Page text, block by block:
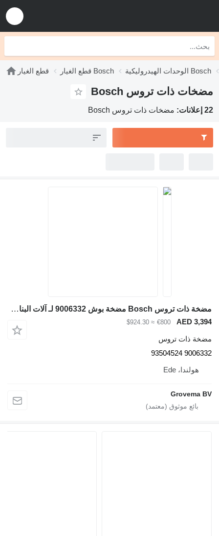
قطع الغيار قطع الغيار Bosch الوحدات الهيدروليكية Bosch
مضخات ذات تروس Bosch
22 إعلانات: مضخات ذات تروس Bosch
مضخة ذات تروس Bosch مضخة بوش 9006332 لـ آلات البناء Liebherr LU950 C / LU950 J / PR744 L / PR744 LGP / PR752 / RL52 / LU1050 C / LU1050 J / LU950 CLPG / PR744 XL / RL54 / PR744 LH
AED 3,394
€800
≈ $924.30
مضخة ذات تروس
9006332 93504524
هولندا، Ede
Grovema BV